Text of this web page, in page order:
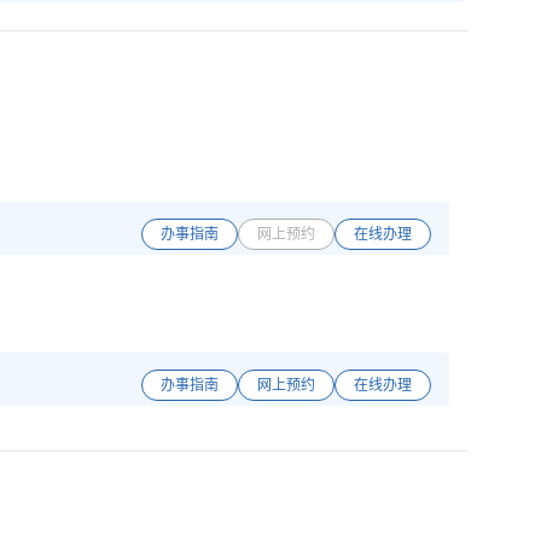
办事指南 网上预约 在线办理
办事指南 网上预约 在线办理